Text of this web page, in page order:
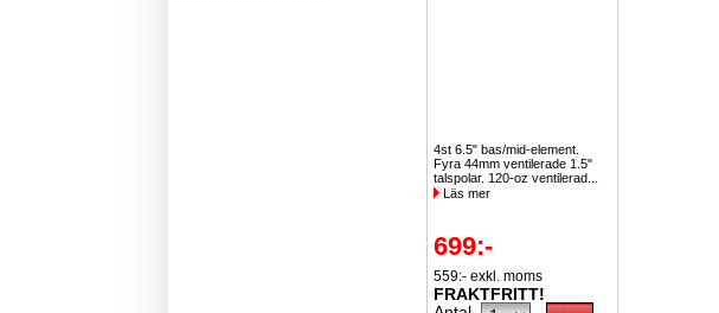
4st 6.5" bas/mid-element.
Fyra 44mm ventilerade 1.5"
talspolar. 120-oz ventilerad...
Läs mer
699:-
559:- exkl. moms
FRAKTFRITT!